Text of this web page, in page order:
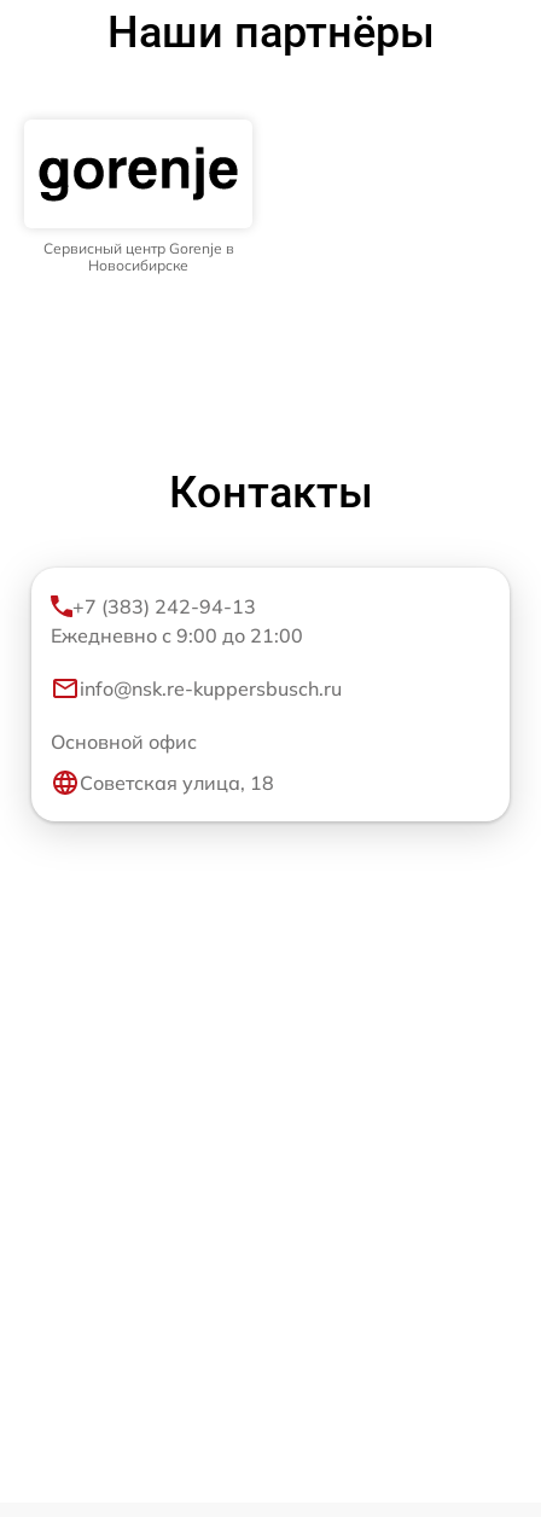
Наши партнёры
Сервисный центр Gorenje в
Новосибирске
Контакты
+7 (383) 242-94-13
Ежедневно с 9:00 до 21:00
info@nsk.re-kuppersbusch.ru
Основной офис
Советская улица, 18